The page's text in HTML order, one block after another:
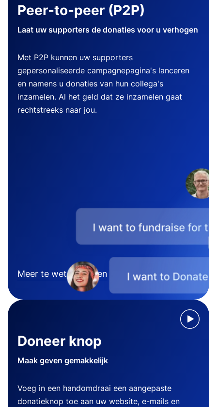
Peer-to-peer (P2P)
Laat uw supporters de donaties voor u verhogen
Met P2P kunnen uw supporters
gepersonaliseerde campagnepagina's lanceren
en namens u donaties van hun collega's
inzamelen. Al het geld dat ze inzamelen gaat
rechtstreeks naar jou.
Meer te weten komen
Doneer knop
Maak geven gemakkelijk
Voeg in een handomdraai een aangepaste
donatieknop toe aan uw website, e-mails en